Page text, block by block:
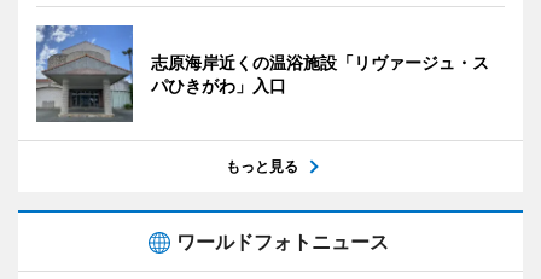
志原海岸近くの温浴施設「リヴァージュ・ス
パひきがわ」入口
もっと見る
ワールドフォトニュース